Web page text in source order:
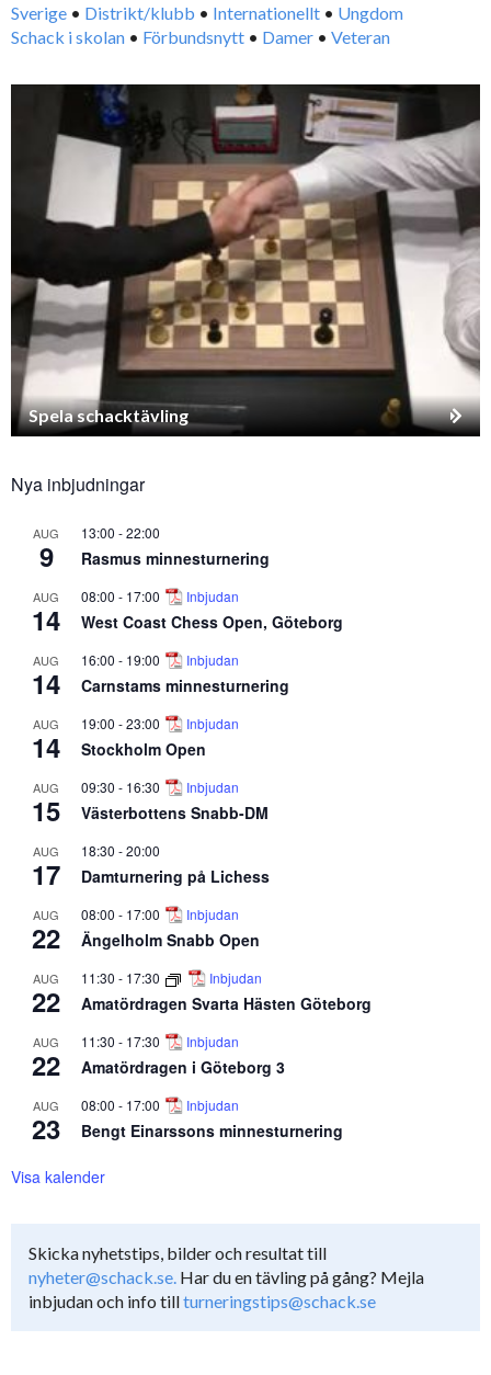
Sverige • Distrikt/klubb • Internationellt • Ungdom
Schack i skolan • Förbundsnytt • Damer • Veteran
Spela schacktävling
Nya inbjudningar
AUG
9
13:00 -22:00
Rasmus minnesturnering
AUG
14
08:00 - 17:00 Inbjudan
West Coast Chess Open, Göteborg
AUG
14
16:00 - 19:00 Inbjudan
Carnstams minnesturnering
AUG
14
19:00 -23:00 Inbjudan
Stockholm Open
AUG
15
09:30 - 16:30 Inbjudan
Västerbottens Snabb-DM
AUG
17
18:30 -20:00
Damturnering på Lichess
AUG
22
08:00 - 17:00 Inbjudan
Ängelholm Snabb Open
AUG
22
11:30 - 17:30 Inbjudan
Amatördragen Svarta Hästen Göteborg
AUG
22
11:30 - 17:30 Inbjudan
Amatördragen i Göteborg 3
AUG
23
08:00 - 17:00 Inbjudan
Bengt Einarssons minnesturnering
Visa kalender
Skicka nyhetstips, bilder och resultat till
nyheter@schack.se. Har du en tävling på gång? Mejla
inbjudan och info tillturneringstips@schack.se